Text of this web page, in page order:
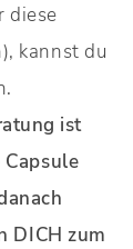
diese
kannst du
ist
DICH zum